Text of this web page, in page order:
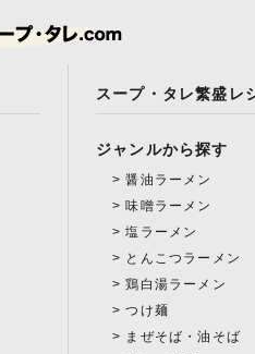
スープ・タレ繁盛レ
ジャンルから探す
醤油ラーメン
味噌ラーメン
塩ラーメン
とんこつラーメン
鶏白湯ラーメン
つけ麺
まぜそば・油そば